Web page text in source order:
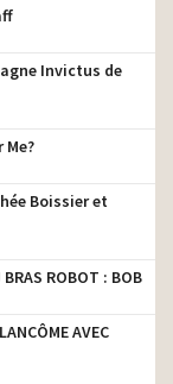
Invictus de
Me?
Boissier et
BRAS ROBOT : BOB
AVEC